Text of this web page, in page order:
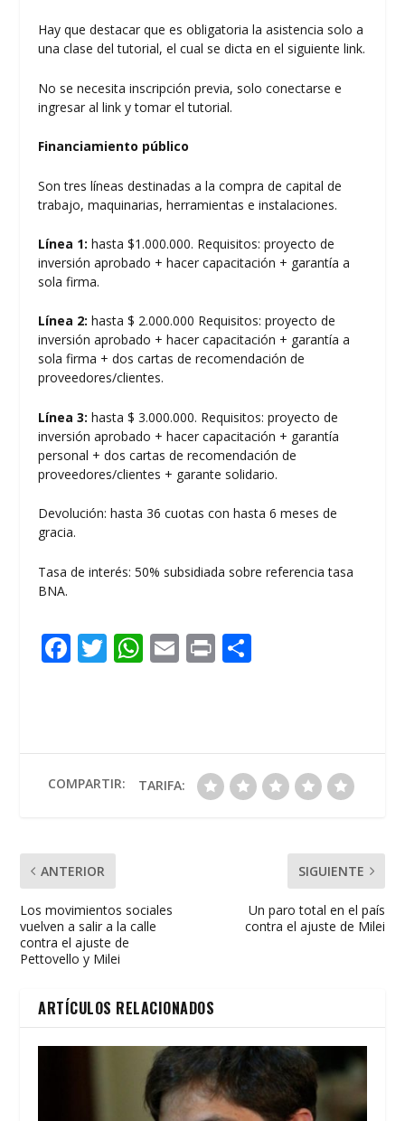
Hay que destacar que es obligatoria la asistencia solo a
una clase del tutorial, el cual se dicta en el siguientelink.
No se necesita inscripción previa, solo conectarse e
ingresar al link y tomar el tutorial.
Financiamiento público
Son tres líneas destinadas a la compra de capital de
trabajo, maquinarias, herramientas e instalaciones.
Línea 1: hasta $1.000.000. Requisitos: proyecto de
inversión aprobado + hacer capacitación + garantía a
sola firma.
Línea 2: hasta $ 2.000.000 Requisitos: proyecto de
inversión aprobado + hacer capacitación + garantía a
sola firma + dos cartas de recomendación de
proveedores/clientes.
Línea 3: hasta $ 3.000.000. Requisitos: proyecto de
inversión aprobado + hacer capacitación + garantía
personal + dos cartas de recomendación de
proveedores/clientes + garante solidario.
Devolución: hasta 36 cuotas con hasta 6 meses de
gracia.
Tasa de interés: 50% subsidiada sobre referencia tasa
BNA.
F
ac
o
o
T
w
W
h
A
p
E
m
Pr
in
ar
ti
COMPARTIR: TARIFA:
ANTERIOR
Los movimientos sociales
vuelven a salir a la calle
contra el ajuste de
Pettovello y Milei
SIGUIENTE
Un paro total en el país
contra el ajuste de Milei
ARTÍCULOS RELACIONADOS